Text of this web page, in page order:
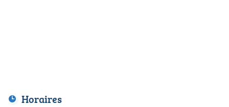
Horaires